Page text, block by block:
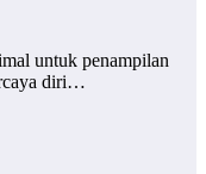
untuk penampilan
diri…